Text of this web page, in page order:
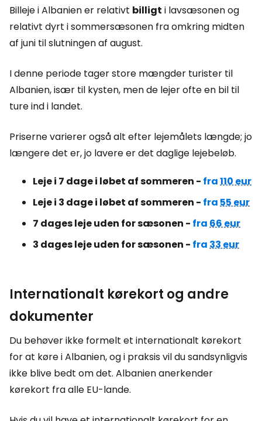
Billeje i Albanien er relativt billigt i lavsæsonen og
relativt dyrt i sommersæsonen fra omkring midten
af juni til slutningen af august.
I denne periode tager store mængder turister til
Albanien, især til kysten, men de lejer ofte en bil til
ture ind i landet.
Priserne varierer også alt efter lejemålets længde; jo
længere det er, jo lavere er det daglige lejebeløb.
Leje i 7 dage i løbet af sommeren - fra110 eur
Leje i 3 dage i løbet af sommeren - fra55 eur
7 dages leje uden for sæsonen - fra66 eur
3 dages leje uden for sæsonen - fra33 eur
Internationalt kørekort og andre
dokumenter
Du behøver ikke formelt et internationalt kørekort
for at køre i Albanien, og i praksis vil du sandsynligvis
ikke blive bedt om det. Albanien anerkender
kørekort fra alle EU-lande.